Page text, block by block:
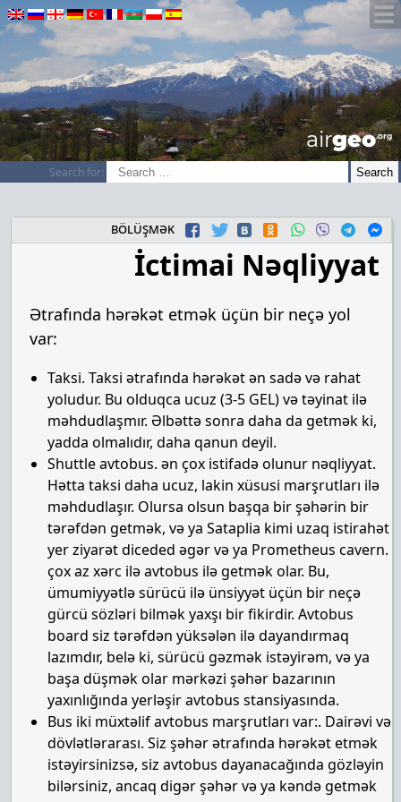
airGEO.oRg
Search for:
bölüşmək
İctimai Nəqliyyat
Ətrafında hərəkət etmək üçün bir neçə yol
var:
Taksi. Taksi ətrafında hərəkət ən sadə və rahat
yoludur. Bu olduqca ucuz (3-5 GEL) və təyinat ilə
məhdudlaşmır. Əlbəttə sonra daha da getmək ki,
yadda olmalıdır, daha qanun deyil.
Shuttle avtobus. ən çox istifadə olunur nəqliyyat.
Hətta taksi daha ucuz, lakin xüsusi marşrutları ilə
məhdudlaşır. Olursa olsun başqa bir şəhərin bir
tərəfdən getmək, və ya Sataplia kimi uzaq istirahət
yer ziyarət diceded əgər və ya Prometheus cavern.
çox az xərc ilə avtobus ilə getmək olar. Bu,
ümumiyyətlə sürücü ilə ünsiyyət üçün bir neçə
gürcü sözləri bilmək yaxşı bir fikirdir. Avtobus
board siz tərəfdən yüksələn ilə dayandırmaq
lazımdır, belə ki, sürücü gəzmək istəyirəm, və ya
başa düşmək olar mərkəzi şəhər bazarının
yaxınlığında yerləşir avtobus stansiyasında.
Bus iki müxtəlif avtobus marşrutları var:. Dairəvi və
dövlətlərarası. Siz şəhər ətrafında hərəkət etmək
istəyirsinizsə, siz avtobus dayanacağında gözləyin
bilərsiniz, ancaq digər şəhər və ya kəndə getmək